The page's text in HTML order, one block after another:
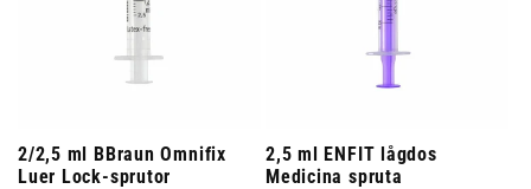
2/2,5 ml BBraun Omnifix
Luer Lock-sprutor
2,5 ml ENFIT lågdos
Medicina spruta